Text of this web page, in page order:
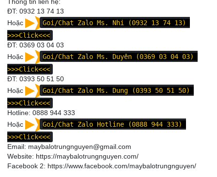
ĐT: 0932 13 74 13
Hoặc
Goi/Chat Zalo Ms. Nhi (0932 13 74 13)
>>>Click<<<
ĐT: 0369 03 04 03
Hoặc
Goi/Chat Zalo Ms. Duyên (0369 03 04 03)
>>>Click<<<
ĐT: 0393 50 51 50
Hoặc
Goi/Chat Zalo Ms. Dung (0393 50 51 50)
>>>Click<<<
Hotline: 0888 944 333
Hoặc
Goi/Chat Zalo Hotline (0888 944 333)
>>>Click<<<
Email: maybalotrungnguyen@gmail.com
Website: https://maybalotrungnguyen.com/
Facebook 2: https://www.facebook.com/maybalotrungnguyen/